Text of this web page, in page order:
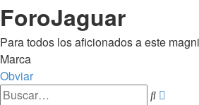
ForoJaguar
Para todos los aficionados a este
Marca
Obviar
Buscar